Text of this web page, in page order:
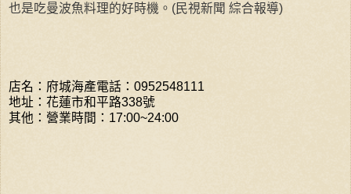
也是吃曼波魚料理的好時機。(民視新聞 綜合報導)
店名：府城海產電話：0952548111
地址：花蓮市和平路338號
其他：營業時間：17:00~24:00